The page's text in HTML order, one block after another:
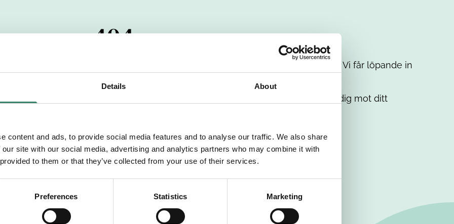
Details About
content and ads, to provide social media features and to analyse our traffic. We also share
site with our social media, advertising and analytics partners who may combine it with
to them or that they’ve collected from your use of their services.
Preferences Statistics Marketing
404
har passerats. Vi uppskattar verkligen ditt intresse. Misströsta inte. Vi får löpande in
dig med mer information om våra aktuella uppdrag. Tillsammans matchar vi dig mot ditt
Tillbaka till Sverek